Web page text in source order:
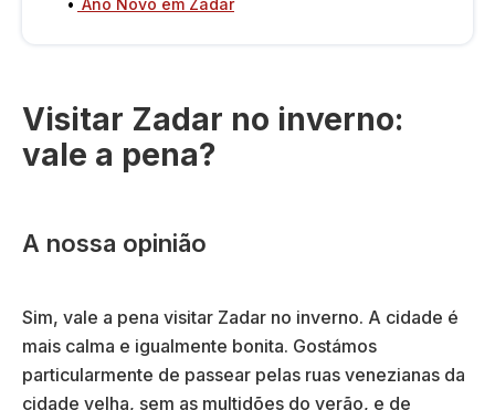
Ano Novo em Zadar
Visitar Zadar no inverno:
vale a pena?
A nossa opinião
Sim, vale a pena visitar Zadar no inverno. A cidade é
mais calma e igualmente bonita. Gostámos
particularmente de passear pelas ruas venezianas da
cidade velha, sem as multidões do verão, e de